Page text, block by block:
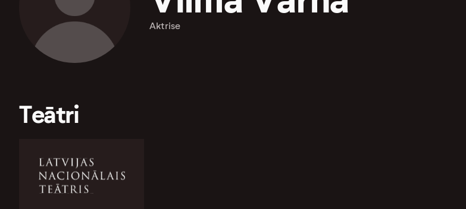
Aktrise
Teātri